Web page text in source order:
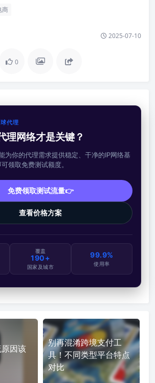
商
2025-07-10
0
代理
理网络才是关键？
为你的代理需求提供稳定、干净的IP网络基
领取免费测试额度。
免费领取测试流量👉
查看价格方案
覆盖
190+
国家及城市
99.9%
使用率
因该
别再混淆跨境支付工
具！不同类型平台特点
对比